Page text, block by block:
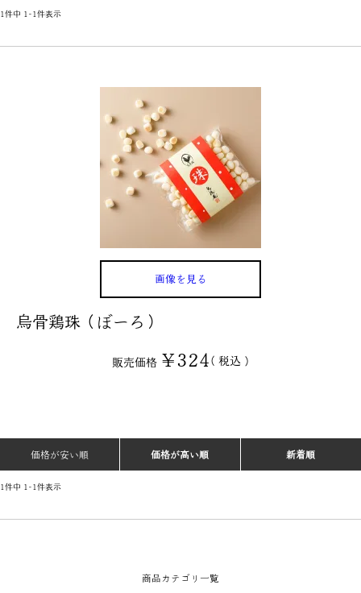
1 件中 1 - 1 件表示
画像を見る
烏骨鶏珠（ぼーろ）
販売価格 ¥324 税込
価格が安い順 価格が高い順 新着順
1 件中 1 - 1 件表示
商品カテゴリ一覧